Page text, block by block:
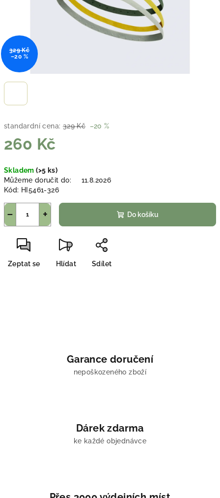
standardní cena: 329 Kč –20 %
260 Kč
cena:
Skladem(>5 ks)
Můžeme doručit do:
11.8.2026
Kód: HI5461-326
+
− Do košíku
Zeptat se Hlídat Sdílet
329 Kč
–20 %
Garance doručení
nepoškozeného zboží
Dárek zdarma
ke každé objednávce